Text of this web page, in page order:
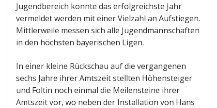
Jugendbereich konnte das erfolgreichste Jahr
vermeldet werden mit einer Vielzahl an Aufstiegen.
Mittlerweile messen sich alle Jugendmannschaften
in den höchsten bayerischen Ligen.
In einer kleine Rückschau auf die vergangenen
sechs Jahre ihrer Amtszeit stellten Höhensteiger
und Foltin noch einmal die Meilensteine ihrer
Amtszeit vor, wo neben der Installation von Hans